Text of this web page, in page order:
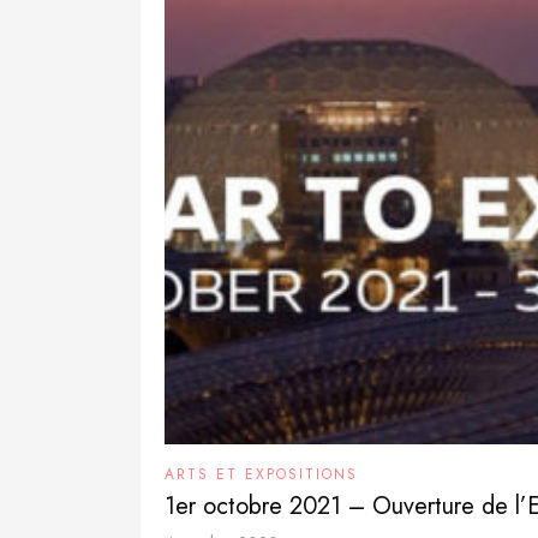
ARTS ET EXPOSITIONS
1er octobre 2021 – Ouverture de